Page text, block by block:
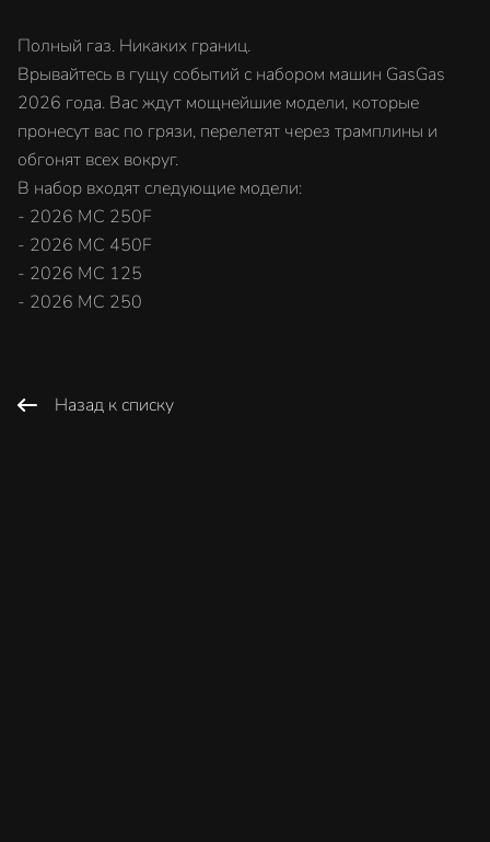
Полный газ. Никаких границ.
Врывайтесь в гущу событий с набором машин GasGas
2026 года. Вас ждут мощнейшие модели, которые
пронесут вас по грязи, перелетят через трамплины и
обгонят всех вокруг.
В набор входят следующие модели:
- 2026 MC 250F
- 2026 MC 450F
- 2026 MC 125
- 2026 MC 250
Назад к списку